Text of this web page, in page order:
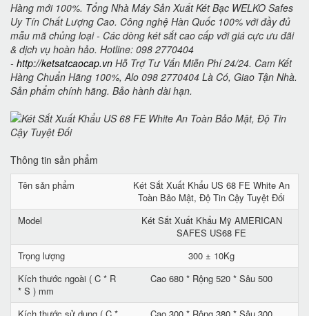
Hàng mới 100%. Tổng Nhà Máy Sản Xuất Két Bạc WELKO Safes
Uy Tín Chất Lượng Cao. Công nghệ Hàn Quốc 100% với đầy đủ
mẫu mã chủng loại - Các dòng két sắt cao cấp với giá cực ưu đãi
& dịch vụ hoàn hảo. Hotline: 098 2770404
- http://ketsatcaocap.vn Hỗ Trợ Tư Vấn Miễn Phí 24/24. Cam Kết
Hàng Chuẩn Hãng 100%, Alo 098 2770404 Là Có, Giao Tận Nhà.
Sản phẩm chính hãng. Bảo hành dài hạn.
Thông tin sản phẩm
Tên sản phẩm
Két Sắt Xuất Khẩu US 68 FE White An
Toàn Bảo Mật, Độ Tin Cậy Tuyệt Đối
Model
Két Sắt Xuất Khẩu Mỹ AMERICAN
SAFES US68 FE
Trọng lượng
300 ± 10Kg
Kích thước ngoài ( C * R
* S ) mm
Cao 680 * Rộng 520 * Sâu 500